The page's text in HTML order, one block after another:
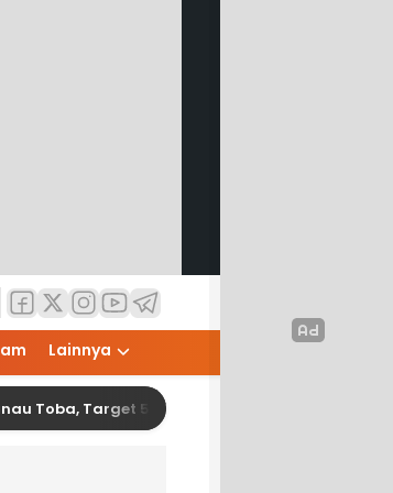
Lainnya
Target 500 Hektare Penghijauan Dikebut!